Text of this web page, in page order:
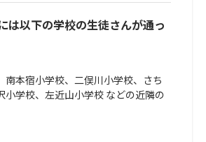
は以下の学校の生徒さんが通っ
南本宿小学校、二俣川小学校、さち
小学校、左近山小学校 などの近隣の